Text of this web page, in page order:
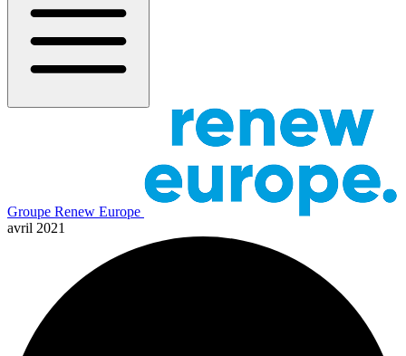
Groupe Renew Europe
avril 2021